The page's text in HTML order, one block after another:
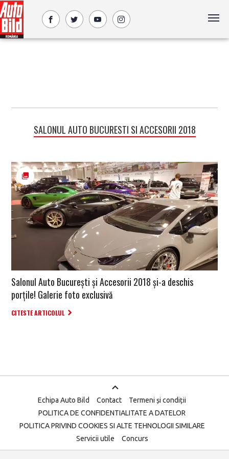
SALONUL AUTO BUCURESTI SI ACCESORII 2018
Salonul Auto București și Accesorii 2018 și-a deschis
porțile! Galerie foto exclusivă
CITESTE ARTICOLUL
Echipa Auto Bild Contact
Termeni și condiții
POLITICA DE CONFIDENTIALITATE A DATELOR
POLITICA PRIVIND COOKIES SI ALTE TEHNOLOGII SIMILARE
Servicii utile
Concurs